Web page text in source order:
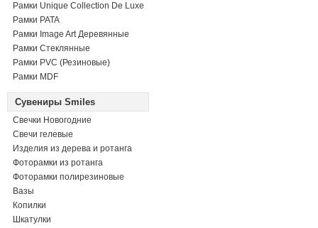
Рамки Unique Collection De Luxe
Рамки PATA
Рамки Image Art Деревянные
Рамки Стеклянные
Рамки PVC (Резиновые)
Рамки MDF
Сувениры Smiles
Свечки Новогодние
Свечи гелевые
Изделия из дерева и ротанга
Фоторамки из ротанга
Фоторамки полирезиновые
Вазы
Копилки
Шкатулки